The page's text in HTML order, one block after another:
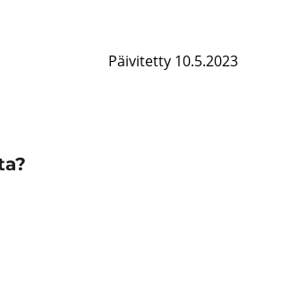
Päivitetty 10.5.2023